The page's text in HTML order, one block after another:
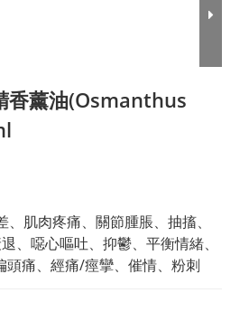
香薰油(Osmanthus
肌肉疼痛、關節腫脹、抽搐、
、噁心嘔吐、抑鬱、平衡情緒、
頭痛、經痛/痙攣、催情、粉刺